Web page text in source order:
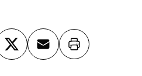
X Email Imprimer